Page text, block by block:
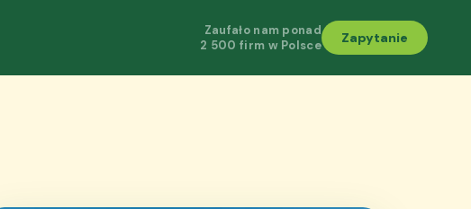
Zaufało nam ponad
2 500 firm w Polsce
Zapytanie